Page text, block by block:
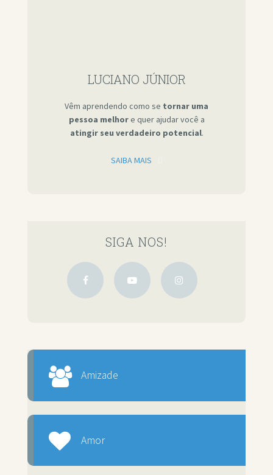
LUCIANO JÚNIOR
Vêm aprendendo como se tornar uma
pessoa melhore quer ajudar você a
atingir seu verdadeiro potencial.
SAIBA MAIS
SIGA NOS!
Amizade
Amor